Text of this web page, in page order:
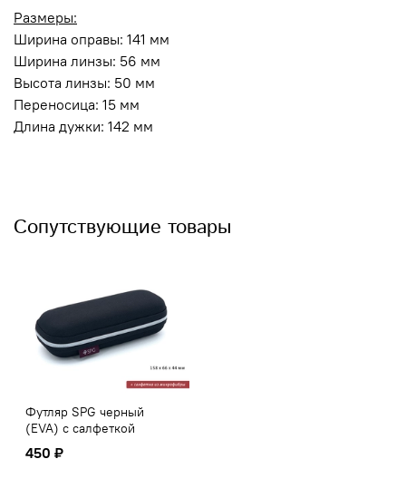
Размеры:
Ширина оправы: 141 мм
Ширина линзы: 56 мм
Высота линзы: 50 мм
Переносица: 15 мм
Длина дужки: 142 мм
Сопутствующие товары
Футляр SPG черный
(EVA) с салфеткой
450 ₽